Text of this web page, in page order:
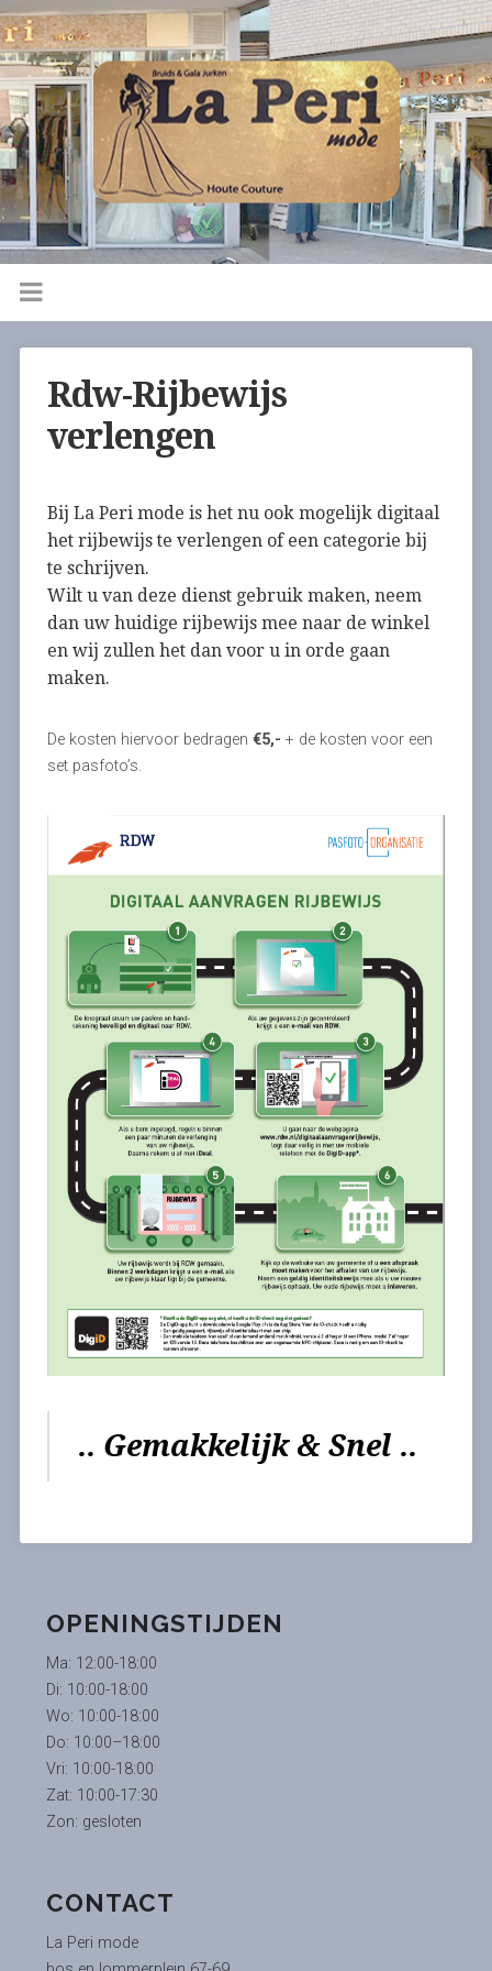
Rdw-Rijbewijs
verlengen
Bij La Peri mode is het nu ook mogelijk digitaal
het rijbewijs te verlengen of een categorie bij
te schrijven.
Wilt u van deze dienst gebruik maken, neem
dan uw huidige rijbewijs mee naar de winkel
en wij zullen het dan voor u in orde gaan
maken.
De kosten hiervoor bedragen €5,- + de kosten voor een
set pasfoto’s.
.. Gemakkelijk & Snel ..
OPENINGSTIJDEN
Ma: 12:00-18:00
Di: 10:00-18:00
Wo: 10:00-18:00
Do: 10:00–18:00
Vri: 10:00-18:00
Zat: 10:00-17:30
Zon: gesloten
CONTACT
La Peri mode